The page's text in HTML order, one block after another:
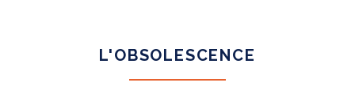
L'OBSOLESCENCE